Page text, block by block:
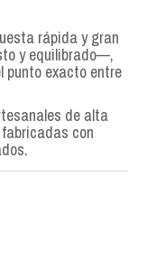
rápida y gran
y equilibrado—,
punto exacto entre
de alta
con